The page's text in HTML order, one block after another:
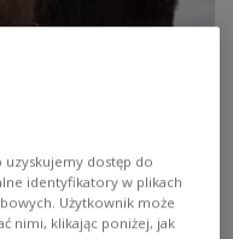
Białowieskiej
zoologii,
dostęp do
identyfikatory w plikach
Użytkownik może
nimi, klikając poniżej, jak